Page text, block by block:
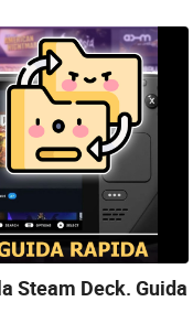
Steam Deck.Guida